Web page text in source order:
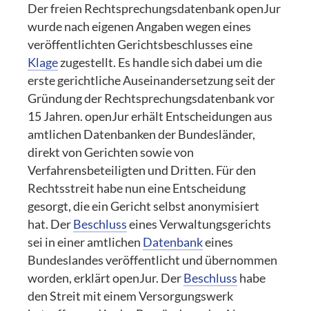
Der freien Rechtsprechungsdatenbank openJur
wurde nach eigenen Angaben wegen eines
veröffentlichten Gerichtsbeschlusses eine
Klagezugestellt. Es handle sich dabei um die
erste gerichtliche Auseinandersetzung seit der
Gründung der Rechtsprechungsdatenbank vor
15 Jahren. openJur erhält Entscheidungen aus
amtlichen Datenbanken der Bundesländer,
direkt von Gerichten sowie von
Verfahrensbeteiligten und Dritten. Für den
Rechtsstreit habe nun eine Entscheidung
gesorgt, die ein Gericht selbst anonymisiert
hat. DerBeschlusseines Verwaltungsgerichts
sei in einer amtlichen Datenbankeines
Bundeslandes veröffentlicht und übernommen
worden, erklärt openJur. DerBeschluss habe
den Streit mit einem Versorgungswerk